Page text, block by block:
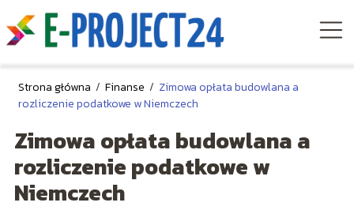
Strona główna / Finanse / Zimowa opłata budowlana a
rozliczenie podatkowe w Niemczech
Zimowa opłata budowlana a
rozliczenie podatkowe w
Niemczech